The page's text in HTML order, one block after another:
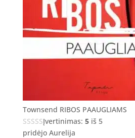
Townsend RIBOS PAAUGLIAMS
Įvertinimas: 5iš 5
pridėjo Aurelija